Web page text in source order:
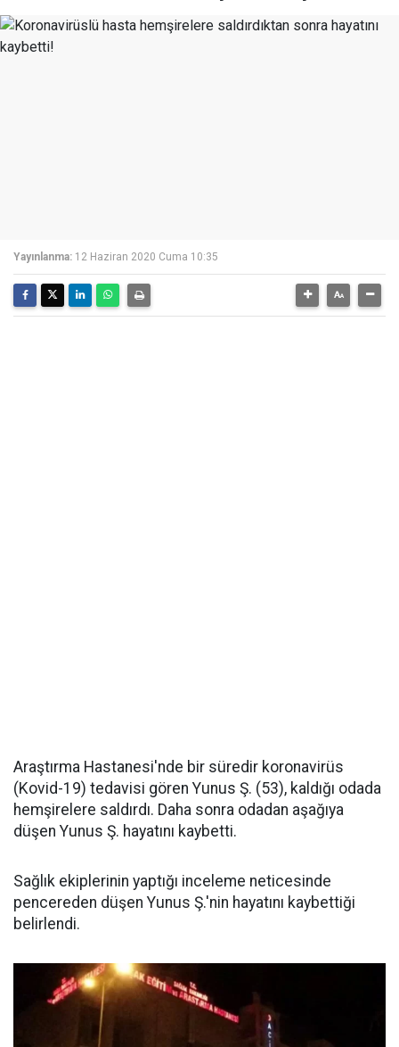
Yayınlanma: 12 Haziran 2020 Cuma 10:35
Araştırma Hastanesi'nde bir süredir koronavirüs
(Kovid-19) tedavisi gören Yunus Ş. (53), kaldığı odada
hemşirelere saldırdı. Daha sonra odadan aşağıya
düşen Yunus Ş. hayatını kaybetti.
Sağlık ekiplerinin yaptığı inceleme neticesinde
pencereden düşen Yunus Ş.'nin hayatını kaybettiği
belirlendi.